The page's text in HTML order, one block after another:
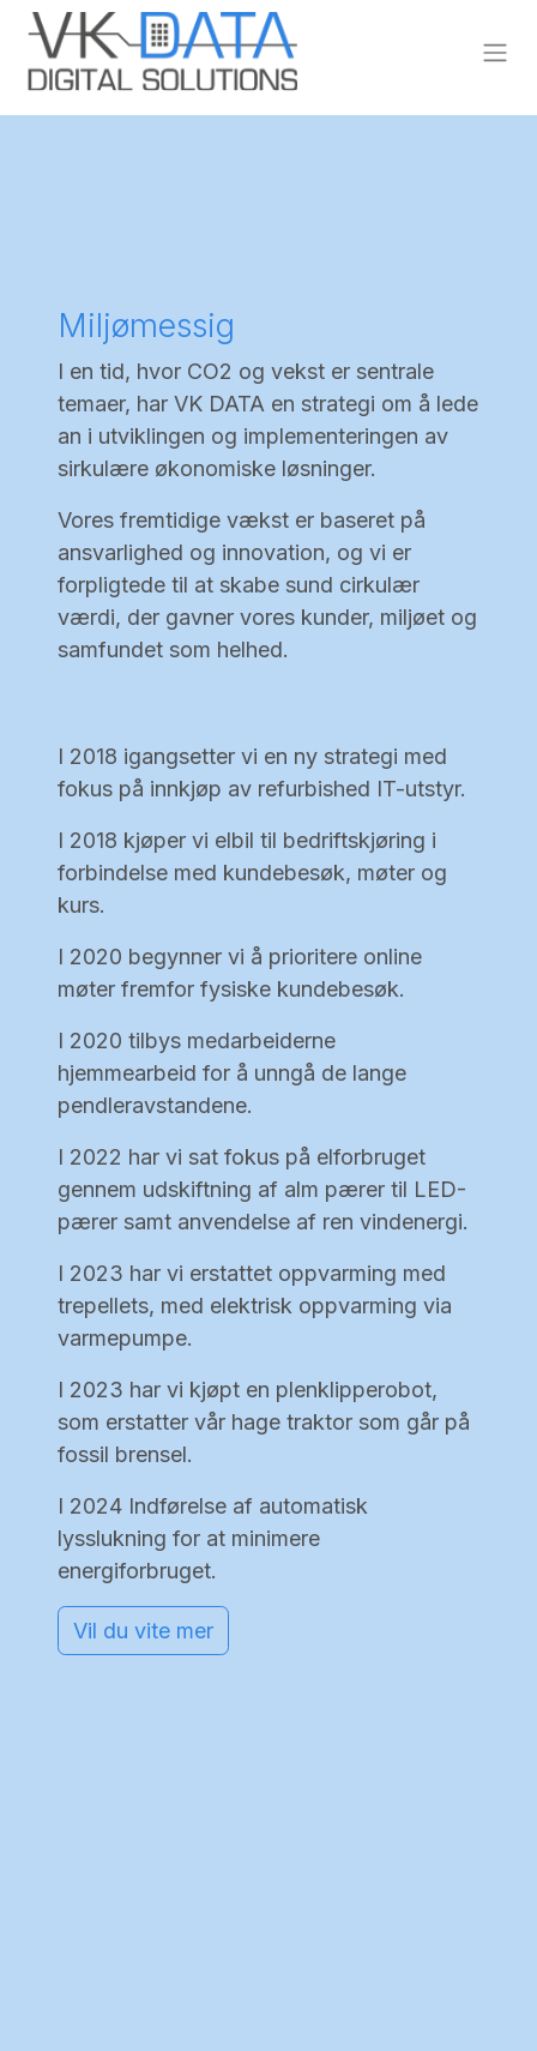
Skip to Content
Miljømessig
I en tid, hvor CO2 og vekst er sentrale
temaer, har VK DATA en strategi om å lede
an i utviklingen og implementeringen av
sirkulære økonomiske løsninger.
Vores fremtidige vækst er baseret på
ansvarlighed og innovation, og vi er
forpligtede til at skabe sund cirkulær
værdi, der gavner vores kunder, miljøet og
samfundet som helhed.
I 2018 igangsetter vi en ny strategi med
fokus på innkjøp av refurbished IT-utstyr.
I 2018 kjøper vi elbil til bedriftskjøring i
forbindelse med kundebesøk, møter og
kurs.
I 2020 begynner vi å prioritere online
møter fremfor fysiske kundebesøk.
I 2020 tilbys medarbeiderne
hjemmearbeid for å unngå de lange
pendleravstandene.
I 2022 har vi sat fokus på elforbruget
gennem udskiftning af alm pærer til LED-
pærer samt anvendelse af ren vindenergi.
I 2023 har vi erstattet oppvarming med
trepellets, med elektrisk oppvarming via
varmepumpe.
I 2023 har vi kjøpt en plenklipperobot,
som erstatter vår hage traktor som går på
fossil brensel.
I 2024 Indførelse af automatisk
lysslukning for at minimere
energiforbruget.
Vil du vite mer